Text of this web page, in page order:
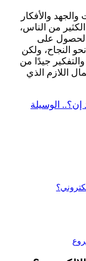
والأفكار
من الناس،
على
النجاح، ولكن
جيدًا من
اللازم الذي
الوسيلة